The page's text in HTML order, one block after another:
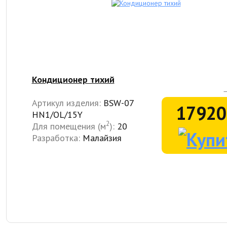
Кондиционер тихий
Артикул изделия: BSW-07
HN1/OL/15Y
Для помещения (м2): 20
Разработка: Малайзия